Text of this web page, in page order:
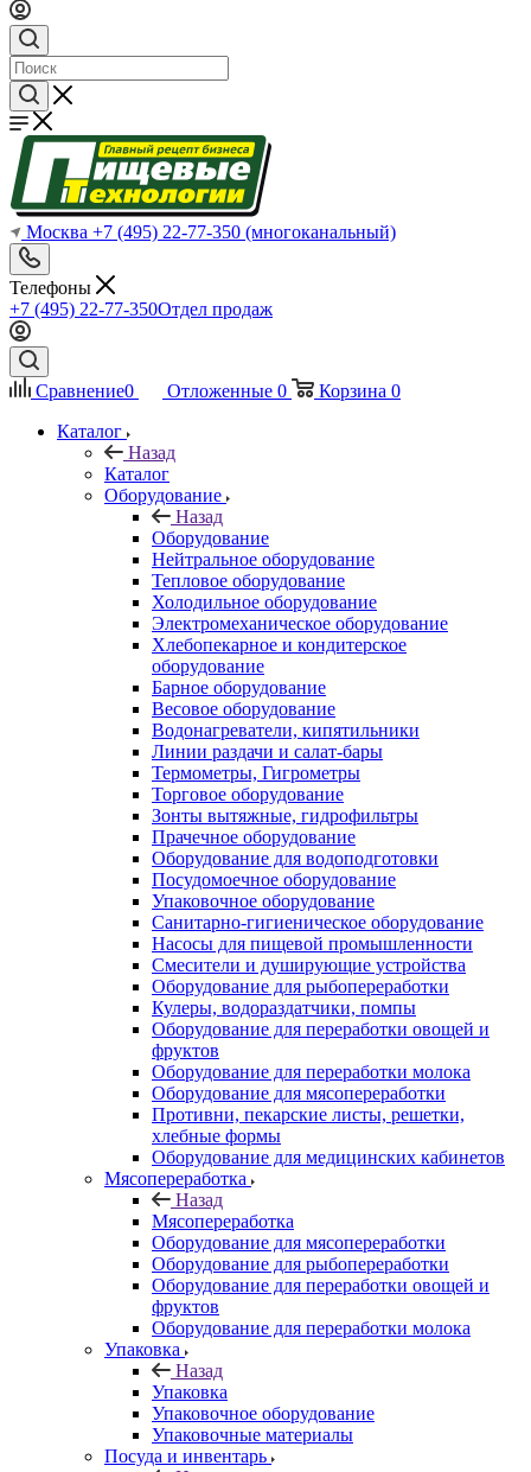
Москва +7 (495) 22-77-350 (многоканальный)
Телефоны
+7 (495) 22-77-350Отдел продаж
Сравнение0 Отложенные 0 Корзина 0
Каталог
Назад
Каталог
Оборудование
Назад
Оборудование
Нейтральное оборудование
Тепловое оборудование
Холодильное оборудование
Электромеханическое оборудование
Хлебопекарное и кондитерское
оборудование
Барное оборудование
Весовое оборудование
Водонагреватели, кипятильники
Линии раздачи и салат-бары
Термометры, Гигрометры
Торговое оборудование
Зонты вытяжные, гидрофильтры
Прачечное оборудование
Оборудование для водоподготовки
Посудомоечное оборудование
Упаковочное оборудование
Санитарно-гигиеническое оборудование
Насосы для пищевой промышленности
Смесители и душирующие устройства
Оборудование для рыбопереработки
Кулеры, водораздатчики, помпы
Оборудование для переработки овощей и
фруктов
Оборудование для переработки молока
Оборудование для мясопереработки
Противни, пекарские листы, решетки,
хлебные формы
Оборудование для медицинских кабинетов
Мясопереработка
Назад
Мясопереработка
Оборудование для мясопереработки
Оборудование для рыбопереработки
Оборудование для переработки овощей и
фруктов
Оборудование для переработки молока
Упаковка
Назад
Упаковка
Упаковочное оборудование
Упаковочные материалы
Посуда и инвентарь